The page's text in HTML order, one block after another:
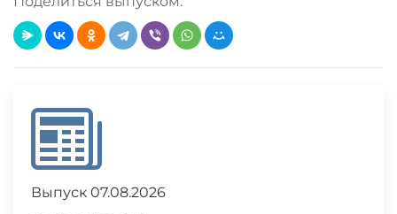
Loading PDF 39% ...
Выпуск 07.08.2026